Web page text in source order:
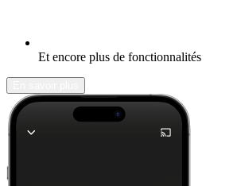
Et encore plus de fonctionnalités